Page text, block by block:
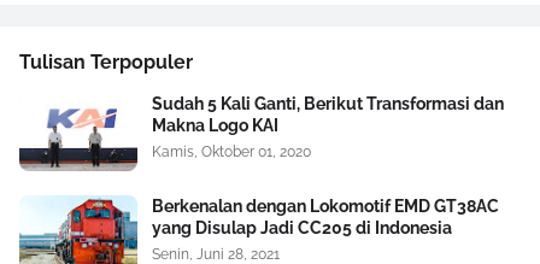
Tulisan Terpopuler
Sudah 5 Kali Ganti, Berikut Transformasi dan
Makna Logo KAI
Kamis, Oktober 01, 2020
Berkenalan dengan Lokomotif EMD GT38AC
yang Disulap Jadi CC205 di Indonesia
Senin, Juni 28, 2021